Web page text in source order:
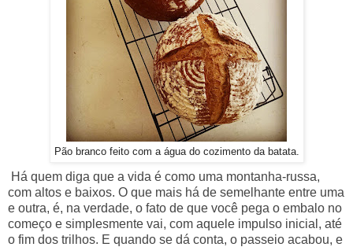
Pão branco feito com a água do cozimento da batata.
Há quem diga que a vida é como uma montanha-russa,
com altos e baixos. O que mais há de semelhante entre uma
e outra, é, na verdade, o fato de que você pega o embalo no
começo e simplesmente vai, com aquele impulso inicial, até
o fim dos trilhos. E quando se dá conta, o passeio acabou, e